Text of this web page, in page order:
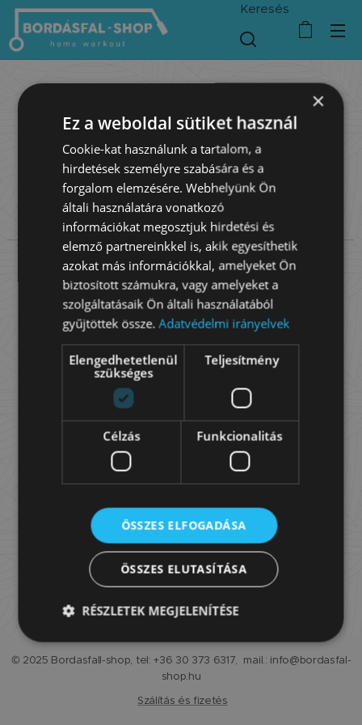
Keresés
INSPIRÁCIÓK
FÉNYKÉPEK
© 2025 Bordasfall-shop, tel: +36 30 373 6317, mail.: info@bordasfal-
shop.hu
Szálítás és fizetés
×
Ez a weboldal sütiket használ
Cookie-kat használunk a tartalom, a
hirdetések személyre szabására és a
forgalom elemzésére. Webhelyünk Ön
általi használatára vonatkozó
információkat megosztjuk hirdetési és
elemző partnereinkkel is, akik egyesíthetik
azokat más információkkal, amelyeket Ön
biztosított számukra, vagy amelyeket a
szolgáltatásaik Ön általi használatából
gyűjtöttek össze.Adatvédelmi irányelvek
Elengedhetetlenül
szükséges
Teljesítmény
Célzás Funkcionalitás
ÖSSZES ELFOGADÁSA
ÖSSZES ELUTASÍTÁSA
RÉSZLETEK MEGJELENÍTÉSE